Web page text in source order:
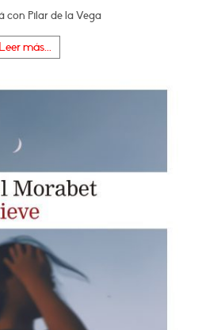
con Pilar de la Vega
Leer más...